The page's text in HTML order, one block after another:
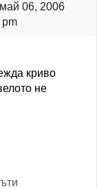
06, 2006
криво
не